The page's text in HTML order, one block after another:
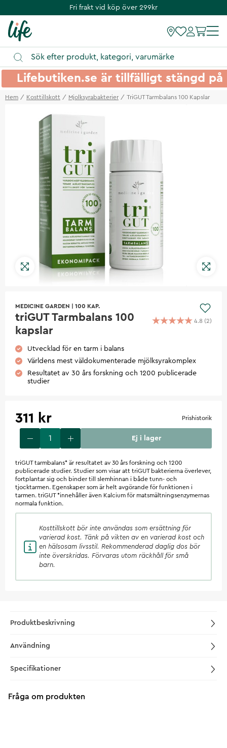
Fri frakt vid köp över 299kr
Lifebutiken.se är tillfälligt stängd
Hem Kosttillskott Mjolksyrabakterier TriGUT Tarmbalans 100 Kapslar
MEDICINE GARDEN 100 KAP.
triGUT Tarmbalans 100
kapslar
4.8 (2)
Utvecklad för en tarm i balans
Världens mest väldokumenterade mjölksyrakomplex
Resultatet av 30 års forskning och 1200 publicerade
studier
311 kr Prishistorik
Ej i lager
triGUT tarmbalans* är resultatet av 30 års forskning och 1200
publicerade studier. Studier som visar att triGUT bakterierna överlever,
fortplantar sig och binder till slemhinnan i både tunn- och
tjocktarmen. Egenskaper som är helt avgörande för funktionen i
tarmen. triGUT *innehåller även Kalcium för matsmältningsenzymernas
normala funktion.
Kosttillskott bör inte användas som ersättning för
varierad kost. Tänk på vikten av en varierad kost och
en hälsosam livsstil. Rekommenderad daglig dos bör
inte överskridas. Förvaras utom räckhåll för små
barn.
Produktbeskrivning
Användning
Specifikationer
Fråga om produkten